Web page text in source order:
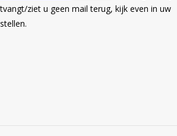
ziet u geen mail terug, kijk even in uw